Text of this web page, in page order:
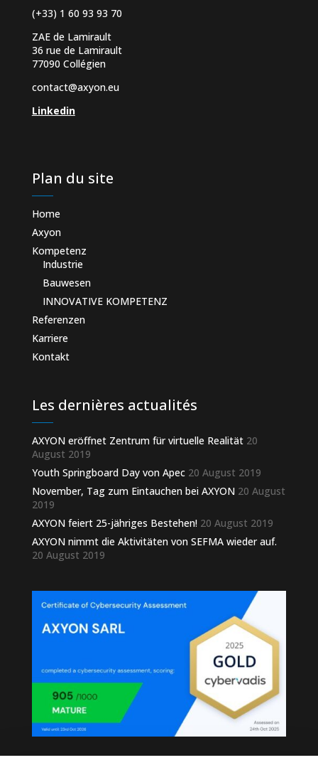
(+33) 1 60 93 93 70
ZAE de Lamirault
36 rue de Lamirault
77090 Collégien
contact@axyon.eu
Linkedin
Plan du site
Home
Axyon
Kompetenz
Industrie
Bauwesen
INNOVATIVE KOMPETENZ
Referenzen
Karriere
Kontakt
Les dernières actualités
AXYON eröffnet Zentrum für virtuelle Realität 20
August 2019
Youth Springboard Day von Apec 20 August 2019
November, Tag zum Eintauchen bei AXYON 20 August
2019
AXYON feiert 25-jähriges Bestehen! 20 August 2019
AXYON nimmt die Aktivitäten von SEFMA wieder auf.
20 August 2019